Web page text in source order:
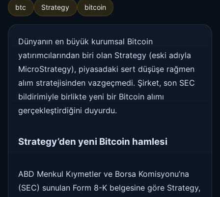
btc Strategy bitcoin
Dünyanın en büyük kurumsal Bitcoin
yatırımcılarından biri olan Strategy (eski adıyla
MicroStrategy), piyasadaki sert düşüşe rağmen
alım stratejisinden vazgeçmedi. Şirket, son SEC
bildirimiyle birlikte yeni bir Bitcoin alımı
gerçekleştirdiğini duyurdu.
Strategy’den yeni Bitcoin hamlesi
ABD Menkul Kıymetler ve Borsa Komisyonu’na
(SEC) sunulan Form 8-K belgesine göre Strategy,